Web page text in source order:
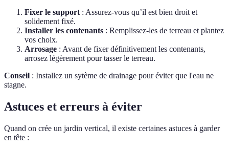
Fixer le support : Assurez-vous qu’il est bien droit et
solidement fixé.
Installer les contenants : Remplissez-les de terreau et plantez
vos choix.
Arrosage : Avant de fixer définitivement les contenants,
arrosez légèrement pour tasser le terreau.
Conseil : Installez un sytème de drainage pour éviter que l'eau ne
stagne.
Astuces et erreurs à éviter
Quand on crée un jardin vertical, il existe certaines astuces à garder
en tête :